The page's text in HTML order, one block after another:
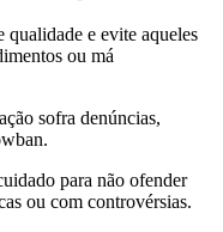
qualidade e evite aqueles
ou má
sofra denúncias,
para não ofender
ou com controvérsias.